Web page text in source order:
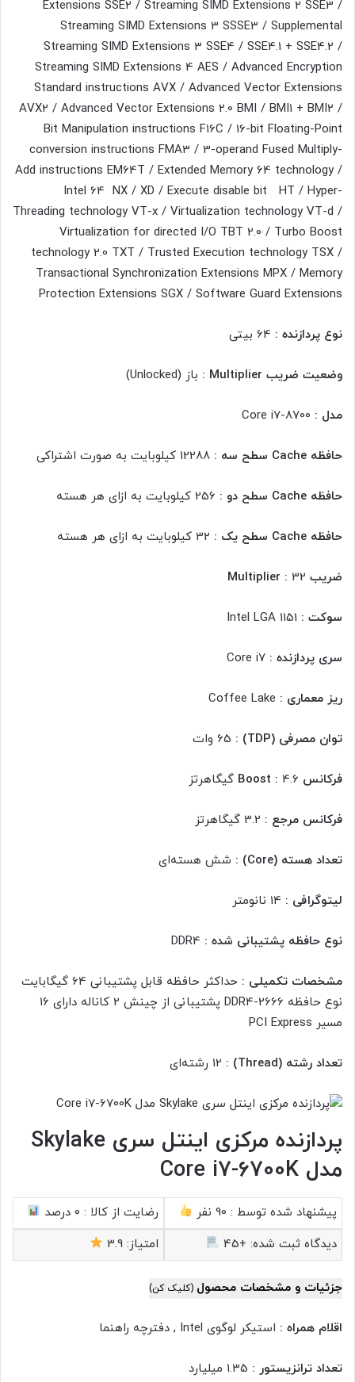
Extensions SSE2 / Streaming SIMD Extensions 2 SSE3 /
Streaming SIMD Extensions 3 SSSE3 / Supplemental
Streaming SIMD Extensions 3 SSE4 / SSE4.1 + SSE4.2 /
Streaming SIMD Extensions 4 AES / Advanced Encryption
Standard instructions AVX / Advanced Vector Extensions
AVX2 / Advanced Vector Extensions 2.0 BMI / BMI1 + BMI2 /
Bit Manipulation instructions F16C / 16-bit Floating-Point
conversion instructions FMA3 / 3-operand Fused Multiply-
Add instructions EM64T / Extended Memory 64 technology /
Intel 64 NX / XD / Execute disable bit HT / Hyper-
Threading technology VT-x / Virtualization technology VT-d /
Virtualization for directed I/O TBT 2.0 / Turbo Boost
technology 2.0 TXT / Trusted Execution technology TSX /
Transactional Synchronization Extensions MPX / Memory
Protection Extensions SGX / Software Guard Extensions
نوع پردازنده :
وضعیت ضریب Multiplier : باز (Unlocked)
مدل :
حافظه Cache سطح سه :
حافظه Cache سطح دو :
حافظه Cache سطح یک :
ضریب Multiplier : 32
سوکت :
سری پردازنده :
ریز معماری :
توان مصرفی (TDP) :
فرکانس Boost : 4.6 گیگاهرتز
فرکانس مرجع :
تعداد هسته (Core) : شش هسته‌ای
لیتوگرافی :
نوع حافظه پشتیبانی شده :
مشخصات تکمیلی :
حداکثر حافظه قابل پشتیبانی 64 گیگابایت
نوع حافظه DDR4-2666 پشتیبانی از چینش 2 کاناله دارای 16
مسیر PCI Express
تعداد رشته (Thread) :
پردازنده مرکزی اینتل سری Skylake
مدل Core i7-6700K
پیشنهاد شده توسط : 90 نفر رضایت از کالا : 0 درصد
دیدگاه ثبت شده: +45 امتیاز: 3.9
جزئیات و مشخصات محصول (کلیک کن)
اقلام همراه : استیکر لوگوی Intel , دفترچه‌ راهنما
تعداد ترانزیستور :